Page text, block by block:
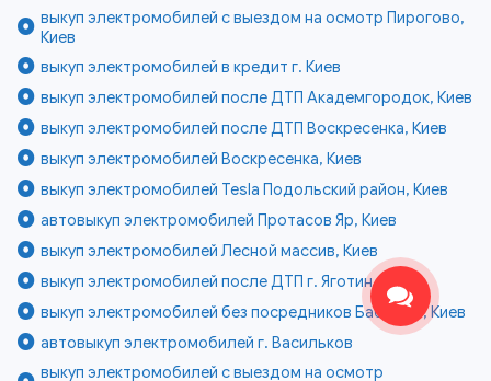
выкуп электромобилей с выездом на осмотр Пирогово,
Киев
выкуп электромобилей в кредит г. Киев
выкуп электромобилей после ДТП Академгородок, Киев
выкуп электромобилей после ДТП Воскресенка, Киев
выкуп электромобилей Воскресенка, Киев
выкуп электромобилей Tesla Подольский район, Киев
автовыкуп электромобилей Протасов Яр, Киев
выкуп электромобилей Лесной массив, Киев
выкуп электромобилей после ДТП г. Яготин
выкуп электромобилей без посредников Бабий Яр, Киев
автовыкуп электромобилей г. Васильков
выкуп электромобилей с выездом на осмотр